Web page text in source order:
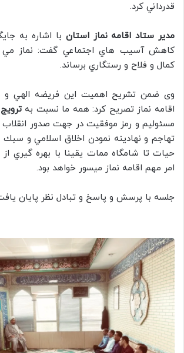
قدرداني كرد.
مدير ستاد اقامه نماز استان با اشاره به
كاهش آسيب هاي اجتماعي گفت: نماز مي
كمال و فلاح و رستگاري برساند.
وی ضمن تشريح اهميت اين فريضه الهي
اقامه نماز تصريح كرد: همه ما نسبت به
مسئوليم و رمز موفقيت در جهت صدور انقلاب
تهاجم و نهادينه نمودن اخلاق اسلامي و سبك
حيات تا شامگاه ممات يقينا با بهره گيري از
امر مهم اقامه نماز ميسور خواهد بود.
جلسه با پرسش و پاسخ و تبادل نظر پايان